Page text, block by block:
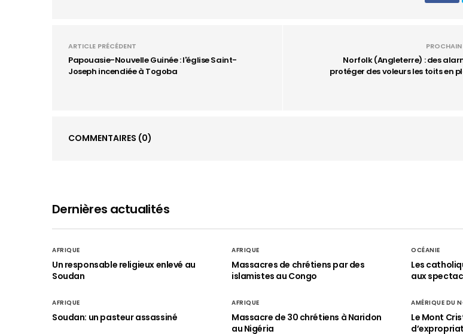
ARTICLE PRÉCÉDENT
Papouasie-Nouvelle Guinée : l'église Saint-
Joseph incendiée à Togoba
Norfolk (Angleterre) : des
protéger des voleurs les toits en
COMMENTAIRES (0)
Dernières actualités
AFRIQUE
Un responsable religieux enlevé au
Soudan
AFRIQUE
Massacres de chrétiens par des
islamistes au Congo
OCÉANIE
Les
aux
AFRIQUE
Soudan: un pasteur assassiné
AFRIQUE
Massacre de 30 chrétiens à Naridon
au Nigéria
AMÉRIQUE DU
Le Mont